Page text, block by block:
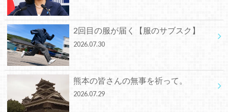
2回目の服が届く【服のサブスク】
2026.07.30
熊本の皆さんの無事を祈って。
2026.07.29